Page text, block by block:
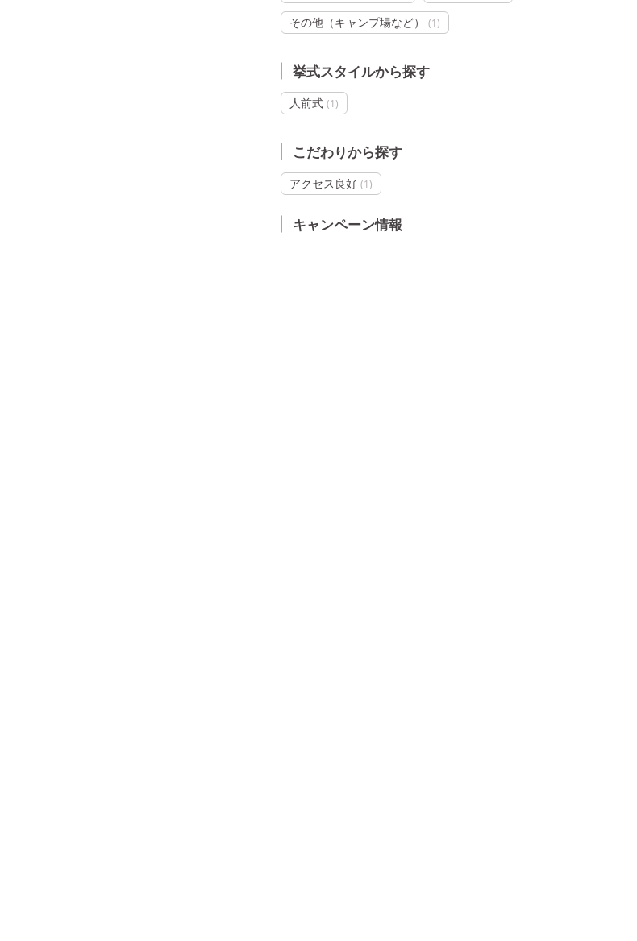
その他（キャンプ場など） (1)
挙式スタイルから探す
人前式 (1)
こだわりから探す
アクセス良好 (1)
キャンペーン情報